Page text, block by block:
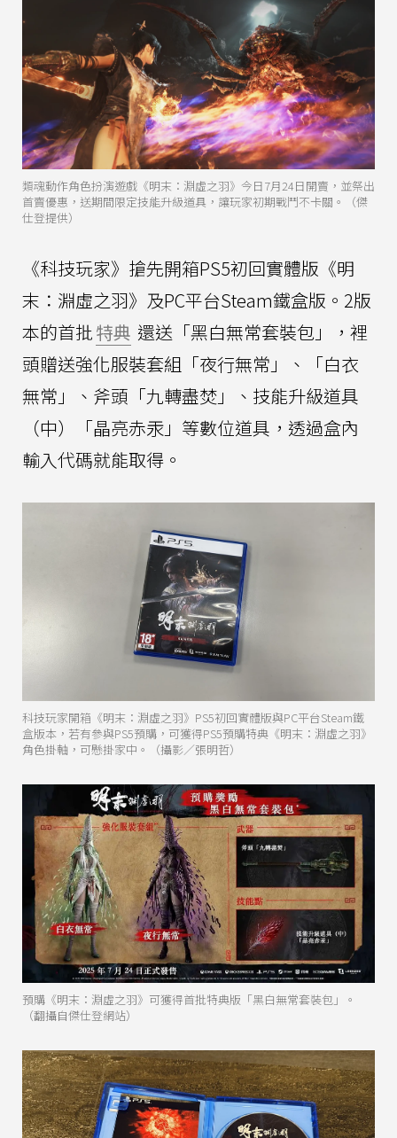
類魂動作角色扮演遊戲《明末：淵虛之羽》今日7月24日開賣，並祭出
首賣優惠，送期間限定技能升級道具，讓玩家初期戰鬥不卡關。（傑
仕登提供）
《科技玩家》搶先開箱PS5初回實體版《明
末：淵虛之羽》及PC平台Steam鐵盒版。2版
本的首批特典 還送「黑白無常套裝包」，裡
頭贈送強化服裝套組「夜行無常」、「白衣
無常」、斧頭「九轉盡焚」、技能升級道具
（中）「晶亮赤汞」等數位道具，透過盒內
輸入代碼就能取得。
科技玩家開箱《明末：淵虛之羽》PS5初回實體版與PC平台Steam鐵
盒版本，若有參與PS5預購，可獲得PS5預購特典《明末：淵虛之羽》
角色掛軸，可懸掛家中。（攝影／張明哲）
預購《明末：淵虛之羽》可獲得首批特典版「黑白無常套裝包」。
（翻攝自傑仕登網站）